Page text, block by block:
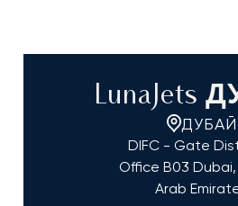
LunaJets
ДУБАЙ
DIFC - Gate
Office B03
Arab